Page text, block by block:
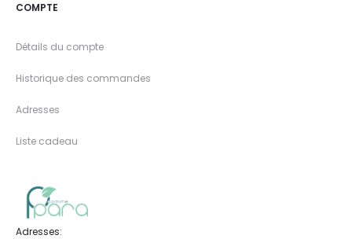
COMPTE
Détails du compte
Historique des commandes
Adresses
Liste cadeau
Adresses: